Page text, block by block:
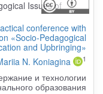
conference with
«Socio-Pedagogical
and Upbringing»
N. Koniagina 1
и технологии
образования